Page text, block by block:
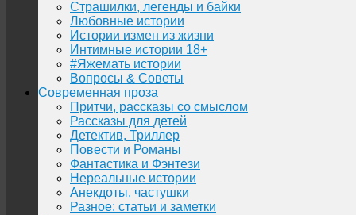
Страшилки, легенды и байки
Любовные истории
Истории измен из жизни
Интимные истории 18+
#Яжемать истории
Вопросы & Советы
Современная проза
Притчи, рассказы со смыслом
Рассказы для детей
Детектив, Триллер
Повести и Романы
Фантастика и Фэнтези
Нереальные истории
Анекдоты, частушки
Разное: статьи и заметки